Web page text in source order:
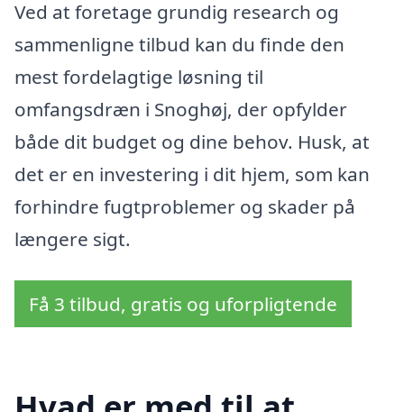
Ved at foretage grundig research og
sammenligne tilbud kan du finde den
mest fordelagtige løsning til
omfangsdræn i Snoghøj, der opfylder
både dit budget og dine behov. Husk, at
det er en investering i dit hjem, som kan
forhindre fugtproblemer og skader på
længere sigt.
Få 3 tilbud, gratis og uforpligtende